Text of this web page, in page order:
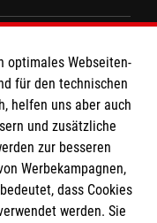
optimales Webseiten-
für den technischen
helfen uns aber auch
und zusätzliche
zur besseren
Werbekampagnen,
dass Cookies
werden. Sie